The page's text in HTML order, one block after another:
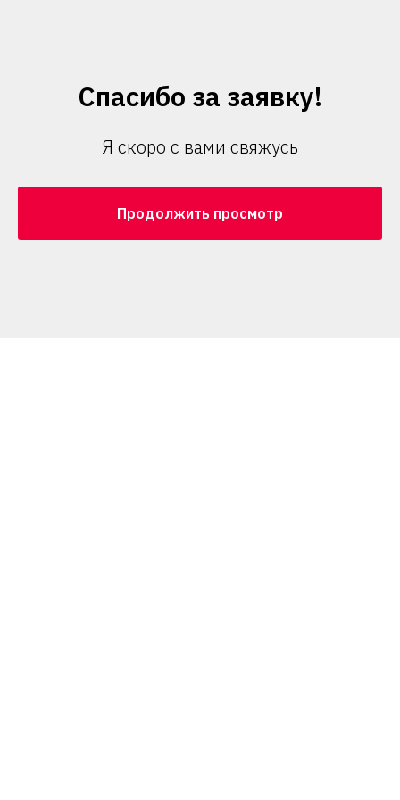
Спасибо за заявку!
Я скоро с вами свяжусь
Продолжить просмотр